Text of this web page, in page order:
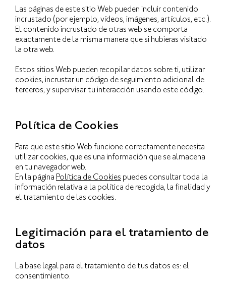
Las páginas de este sitio Web pueden incluir contenido
incrustado (por ejemplo, vídeos, imágenes, artículos, etc.).
El contenido incrustado de otras web se comporta
exactamente de la misma manera que si hubieras visitado
la otra web.
Estos sitios Web pueden recopilar datos sobre ti, utilizar
cookies, incrustar un código de seguimiento adicional de
terceros, y supervisar tu interacción usando este código.
Política de Cookies
Para que este sitio Web funcione correctamente necesita
utilizar cookies, que es una información que se almacena
en tu navegador web.
En la página Política de Cookies puedes consultar toda la
información relativa a la política de recogida, la finalidad y
el tratamiento de las cookies.
Legitimación para el tratamiento de
datos
La base legal para el tratamiento de tus datos es: el
consentimiento.